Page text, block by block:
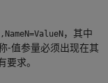
，其中
-值参量必须出现在其
求。